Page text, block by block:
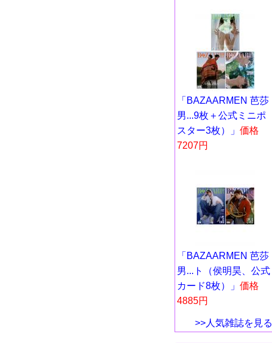
「BAZAARMEN 芭莎
男...9枚＋公式ミニポ
スター3枚）」 価格
7207円
「BAZAARMEN 芭莎
男...ト（侯明昊、公式
カード8枚）」 価格
4885円
>>人気雑誌を見る